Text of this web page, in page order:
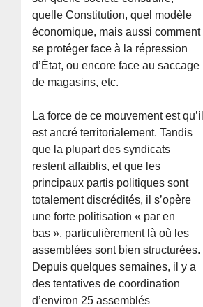
quelle Constitution, quel modèle
économique, mais aussi comment
se protéger face à la répression
d’État, ou encore face au saccage
de magasins, etc.
La force de ce mouvement est qu’il
est ancré territorialement. Tandis
que la plupart des syndicats
restent affaiblis, et que les
principaux partis politiques sont
totalement discrédités, il s’opère
une forte politisation « par en
bas », particulièrement là où les
assemblées sont bien structurées.
Depuis quelques semaines, il y a
des tentatives de coordination
d’environ 25 assemblés